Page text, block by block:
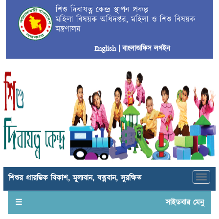
শিশু দিবাযত্ন কেন্দ্র স্থাপন প্রকল্প
মহিলা বিষয়ক অধিদপ্তর, মহিলা ও শিশু বিষয়ক
মন্ত্রণালয়
English | বাংলাঅফিস লগইন
শিশুর প্রারম্ভিক বিকাশ, মূল্যবান, যত্নবান, সুরক্ষিত
☰ সাইডবার মেনু